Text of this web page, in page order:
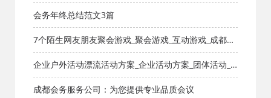
司_成都大型活动策划公司一手资源物美价廉
会务年终总结范文3篇
7个陌生网友朋友聚会游戏_聚会游戏_互动游戏_成都活
动公司网
企业户外活动漂流活动方案_企业活动方案_团体活动_
成都活动公司网-策划网,方案网,网站策划,网站计划,策
成都会务服务公司：为您提供专业品质会议